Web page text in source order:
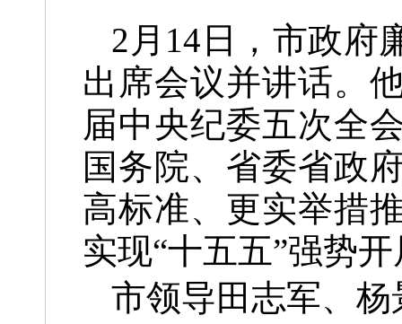
2月14日，市政府
出席会议并讲话。
届中央纪委五次全
国务院、省委省政
高标准、更实举措
实现“十五五”强势
市领导田志军、